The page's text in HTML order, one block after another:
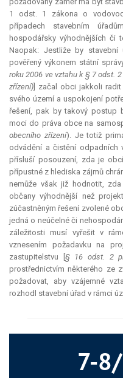
1 odst. 1 zákona o
případech stavebním
hospodářsky výhodnějších či
Naopak: Jestliže by
pověřený výkonem státní
roku 2006 ve vztahu k § 7 odst.
zřízení) ] začal obci jakkoli
svého území a uspokojení
řešení, pak by takový postup
moci do práva obce na
obecního zřízení). Je totiž
odvádění a čistění odpadních
přísluší posouzení, zda je
přípustné z hlediska zájmů
nemůže však již hodnotit,
občany výhodnější než
zúčastněným řešení zvolené
jedná o neúčelné či
záležitosti musí vyřešit v
vznesením požadavku na
zastupitelstvu [ § 16 odst. 2
prostřednictvím některého ze
požadovat, aby vzájemné
rozhodl stavební úřad v rámci